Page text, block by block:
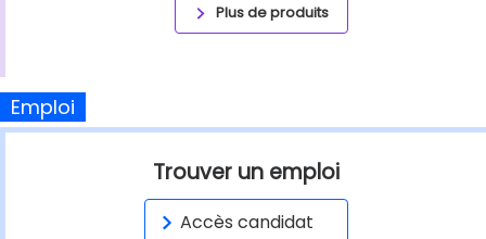
Plus de produits
Emploi
Trouver un emploi
Accès candidat